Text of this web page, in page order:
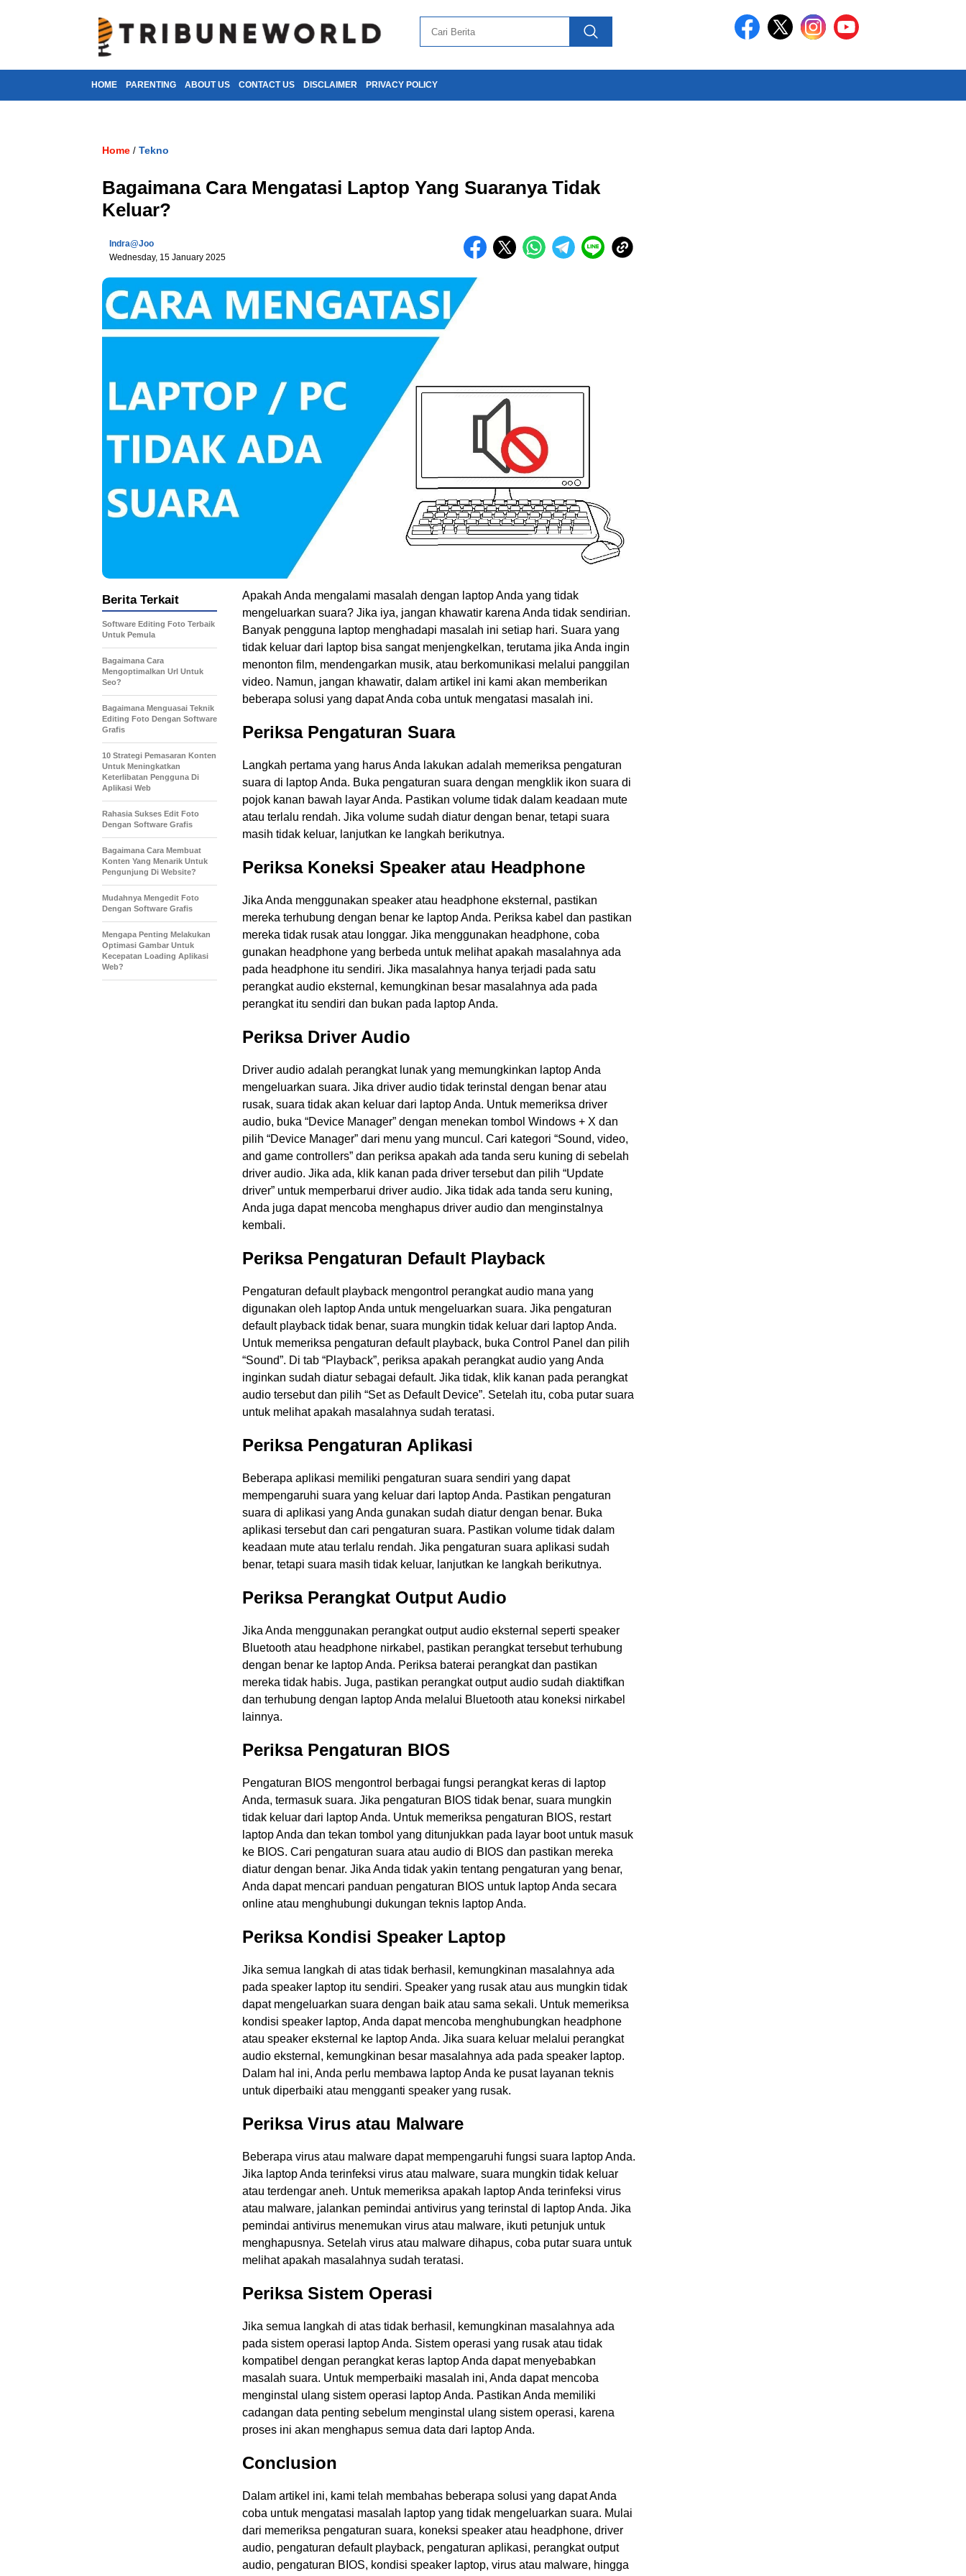
HOME PARENTING ABOUT US CONTACT US DISCLAIMER PRIVACY POLICY
Home / Tekno
Bagaimana Cara Mengatasi Laptop Yang Suaranya Tidak
Keluar?
Indra@joo
Wednesday, 15 January 2025
Apakah Anda mengalami masalah dengan laptop Anda yang tidak
mengeluarkan suara? Jika iya, jangan khawatir karena Anda tidak sendirian.
Banyak pengguna laptop menghadapi masalah ini setiap hari. Suara yang
tidak keluar dari laptop bisa sangat menjengkelkan, terutama jika Anda ingin
menonton film, mendengarkan musik, atau berkomunikasi melalui panggilan
video. Namun, jangan khawatir, dalam artikel ini kami akan memberikan
beberapa solusi yang dapat Anda coba untuk mengatasi masalah ini.
Periksa Pengaturan Suara
Langkah pertama yang harus Anda lakukan adalah memeriksa pengaturan
suara di laptop Anda. Buka pengaturan suara dengan mengklik ikon suara di
pojok kanan bawah layar Anda. Pastikan volume tidak dalam keadaan mute
atau terlalu rendah. Jika volume sudah diatur dengan benar, tetapi suara
masih tidak keluar, lanjutkan ke langkah berikutnya.
Periksa Koneksi Speaker atau Headphone
Jika Anda menggunakan speaker atau headphone eksternal, pastikan
mereka terhubung dengan benar ke laptop Anda. Periksa kabel dan pastikan
mereka tidak rusak atau longgar. Jika menggunakan headphone, coba
gunakan headphone yang berbeda untuk melihat apakah masalahnya ada
pada headphone itu sendiri. Jika masalahnya hanya terjadi pada satu
perangkat audio eksternal, kemungkinan besar masalahnya ada pada
perangkat itu sendiri dan bukan pada laptop Anda.
Periksa Driver Audio
Driver audio adalah perangkat lunak yang memungkinkan laptop Anda
mengeluarkan suara. Jika driver audio tidak terinstal dengan benar atau
rusak, suara tidak akan keluar dari laptop Anda. Untuk memeriksa driver
audio, buka “Device Manager” dengan menekan tombol Windows + X dan
pilih “Device Manager” dari menu yang muncul. Cari kategori “Sound, video,
and game controllers” dan periksa apakah ada tanda seru kuning di sebelah
driver audio. Jika ada, klik kanan pada driver tersebut dan pilih “Update
driver” untuk memperbarui driver audio. Jika tidak ada tanda seru kuning,
Anda juga dapat mencoba menghapus driver audio dan menginstalnya
kembali.
Periksa Pengaturan Default Playback
Pengaturan default playback mengontrol perangkat audio mana yang
digunakan oleh laptop Anda untuk mengeluarkan suara. Jika pengaturan
default playback tidak benar, suara mungkin tidak keluar dari laptop Anda.
Untuk memeriksa pengaturan default playback, buka Control Panel dan pilih
“Sound”. Di tab “Playback”, periksa apakah perangkat audio yang Anda
inginkan sudah diatur sebagai default. Jika tidak, klik kanan pada perangkat
audio tersebut dan pilih “Set as Default Device”. Setelah itu, coba putar suara
untuk melihat apakah masalahnya sudah teratasi.
Periksa Pengaturan Aplikasi
Beberapa aplikasi memiliki pengaturan suara sendiri yang dapat
mempengaruhi suara yang keluar dari laptop Anda. Pastikan pengaturan
suara di aplikasi yang Anda gunakan sudah diatur dengan benar. Buka
aplikasi tersebut dan cari pengaturan suara. Pastikan volume tidak dalam
keadaan mute atau terlalu rendah. Jika pengaturan suara aplikasi sudah
benar, tetapi suara masih tidak keluar, lanjutkan ke langkah berikutnya.
Periksa Perangkat Output Audio
Jika Anda menggunakan perangkat output audio eksternal seperti speaker
Bluetooth atau headphone nirkabel, pastikan perangkat tersebut terhubung
dengan benar ke laptop Anda. Periksa baterai perangkat dan pastikan
mereka tidak habis. Juga, pastikan perangkat output audio sudah diaktifkan
dan terhubung dengan laptop Anda melalui Bluetooth atau koneksi nirkabel
lainnya.
Periksa Pengaturan BIOS
Pengaturan BIOS mengontrol berbagai fungsi perangkat keras di laptop
Anda, termasuk suara. Jika pengaturan BIOS tidak benar, suara mungkin
tidak keluar dari laptop Anda. Untuk memeriksa pengaturan BIOS, restart
laptop Anda dan tekan tombol yang ditunjukkan pada layar boot untuk masuk
ke BIOS. Cari pengaturan suara atau audio di BIOS dan pastikan mereka
diatur dengan benar. Jika Anda tidak yakin tentang pengaturan yang benar,
Anda dapat mencari panduan pengaturan BIOS untuk laptop Anda secara
online atau menghubungi dukungan teknis laptop Anda.
Periksa Kondisi Speaker Laptop
Jika semua langkah di atas tidak berhasil, kemungkinan masalahnya ada
pada speaker laptop itu sendiri. Speaker yang rusak atau aus mungkin tidak
dapat mengeluarkan suara dengan baik atau sama sekali. Untuk memeriksa
kondisi speaker laptop, Anda dapat mencoba menghubungkan headphone
atau speaker eksternal ke laptop Anda. Jika suara keluar melalui perangkat
audio eksternal, kemungkinan besar masalahnya ada pada speaker laptop.
Dalam hal ini, Anda perlu membawa laptop Anda ke pusat layanan teknis
untuk diperbaiki atau mengganti speaker yang rusak.
Periksa Virus atau Malware
Beberapa virus atau malware dapat mempengaruhi fungsi suara laptop Anda.
Jika laptop Anda terinfeksi virus atau malware, suara mungkin tidak keluar
atau terdengar aneh. Untuk memeriksa apakah laptop Anda terinfeksi virus
atau malware, jalankan pemindai antivirus yang terinstal di laptop Anda. Jika
pemindai antivirus menemukan virus atau malware, ikuti petunjuk untuk
menghapusnya. Setelah virus atau malware dihapus, coba putar suara untuk
melihat apakah masalahnya sudah teratasi.
Periksa Sistem Operasi
Jika semua langkah di atas tidak berhasil, kemungkinan masalahnya ada
pada sistem operasi laptop Anda. Sistem operasi yang rusak atau tidak
kompatibel dengan perangkat keras laptop Anda dapat menyebabkan
masalah suara. Untuk memperbaiki masalah ini, Anda dapat mencoba
menginstal ulang sistem operasi laptop Anda. Pastikan Anda memiliki
cadangan data penting sebelum menginstal ulang sistem operasi, karena
proses ini akan menghapus semua data dari laptop Anda.
Conclusion
Dalam artikel ini, kami telah membahas beberapa solusi yang dapat Anda
coba untuk mengatasi masalah laptop yang tidak mengeluarkan suara. Mulai
dari memeriksa pengaturan suara, koneksi speaker atau headphone, driver
audio, pengaturan default playback, pengaturan aplikasi, perangkat output
audio, pengaturan BIOS, kondisi speaker laptop, virus atau malware, hingga
Berita Terkait
Software Editing Foto Terbaik
Untuk Pemula
Bagaimana Cara
Mengoptimalkan Url Untuk
Seo?
Bagaimana Menguasai Teknik
Editing Foto Dengan Software
Grafis
10 Strategi Pemasaran Konten
Untuk Meningkatkan
Keterlibatan Pengguna Di
Aplikasi Web
Rahasia Sukses Edit Foto
Dengan Software Grafis
Bagaimana Cara Membuat
Konten Yang Menarik Untuk
Pengunjung Di Website?
Mudahnya Mengedit Foto
Dengan Software Grafis
Mengapa Penting Melakukan
Optimasi Gambar Untuk
Kecepatan Loading Aplikasi
Web?